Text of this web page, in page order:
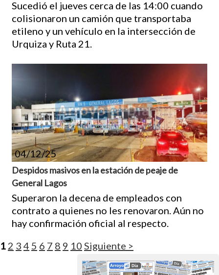
Sucedió el jueves cerca de las 14:00 cuando
colisionaron un camión que transportaba
etileno y un vehículo en la intersección de
Urquiza y Ruta 21.
04/12/25
Despidos masivos en la estación de peaje de
General Lagos
Superaron la decena de empleados con
contrato a quienes no les renovaron. Aún no
hay confirmación oficial al respecto.
1 2 3 4 5 6 7 8 9 10 Siguiente >